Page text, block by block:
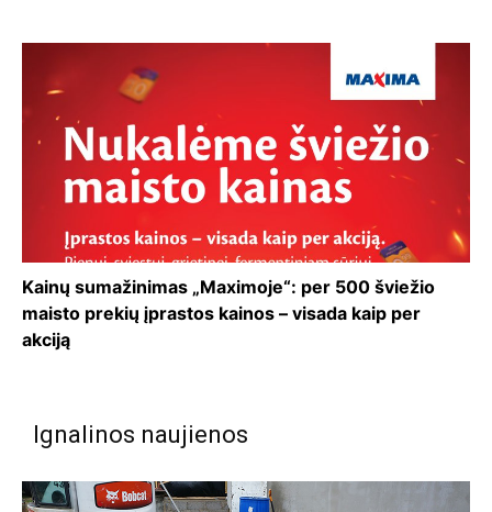
Kainų sumažinimas „Maximoje“: per 500 šviežio
maisto prekių įprastos kainos – visada kaip per
akciją
Ignalinos naujienos